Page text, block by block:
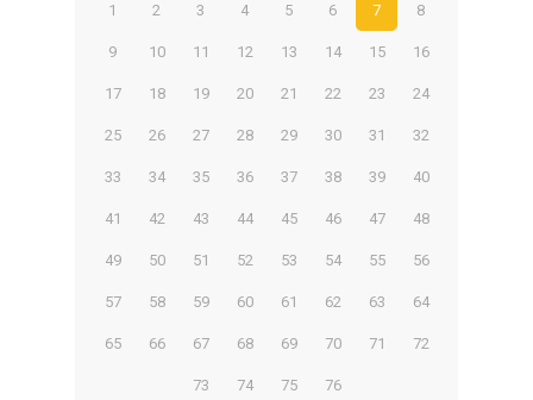
1 2 3 4 5 6 7 8
9 10 11 12 13 14 15 16
17 18 19 20 21 22 23 24
25 26 27 28 29 30 31 32
33 34 35 36 37 38 39 40
41 42 43 44 45 46 47 48
49 50 51 52 53 54 55 56
57 58 59 60 61 62 63 64
65 66 67 68 69 70 71 72
73 74 75 76